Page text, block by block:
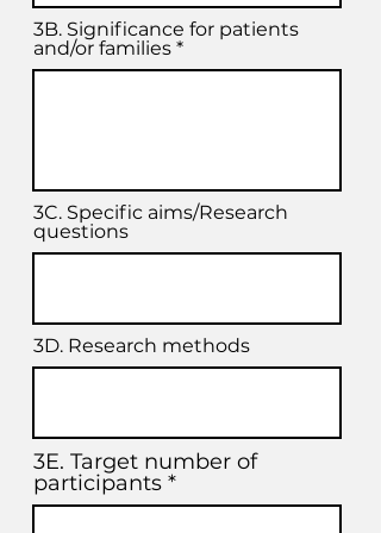
3B. Significance for patients
and/or families
3C. Specific aims/Research
questions
3D. Research methods
3E. Target number of
participants